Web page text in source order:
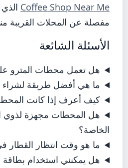
Coffee Shop Near Me
مفصلة عن المحلات القريبة
الأسئلة الشائعة
هل تعمل محطات المترو على
ما هي أفضل طريقة لشراء
كيف أعرف إذا كانت
هل المحطات مجهزة لذوي
الخاصة؟
ما هو وقت انتظار القطار
هل يمكنني استخدام بطاقة